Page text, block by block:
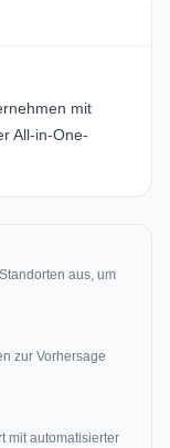
mit
All-in-One-
aus, um
zur Vorhersage
mit automatisierter